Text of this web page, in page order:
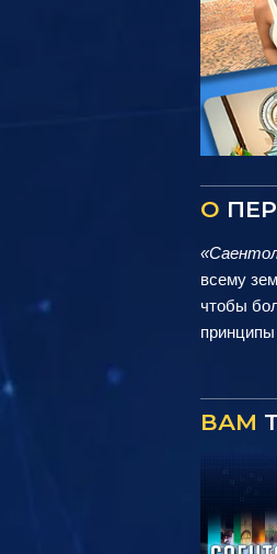
О
всему
чтобы
ВАМ